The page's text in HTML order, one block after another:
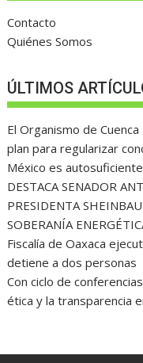
Contacto
Quiénes Somos
ÚLTIMOS
El Organismo de
plan para regularizar
México es
DESTACA SENADOR
PRESIDENTA
SOBERANÍA
Fiscalía de Oaxaca
detiene a dos personas
Con ciclo de
ética y la transparencia